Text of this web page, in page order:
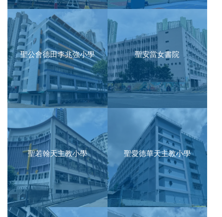
聖公會德田李兆強小學 聖安當女書院
聖若翰天主教小學 聖愛德華天主教小學